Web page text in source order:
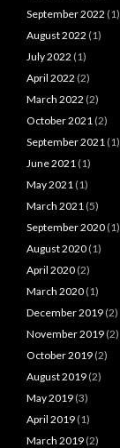
September 2022 (1)
August 2022 (1)
July 2022 (1)
April 2022 (2)
March 2022 (2)
October 2021 (2)
September 2021 (1)
June 2021 (1)
May 2021 (1)
March 2021 (5)
September 2020 (1)
August 2020 (1)
April 2020 (2)
March 2020 (1)
December 2019 (2)
November 2019 (2)
October 2019 (2)
August 2019 (2)
May 2019 (3)
April 2019 (1)
March 2019 (2)